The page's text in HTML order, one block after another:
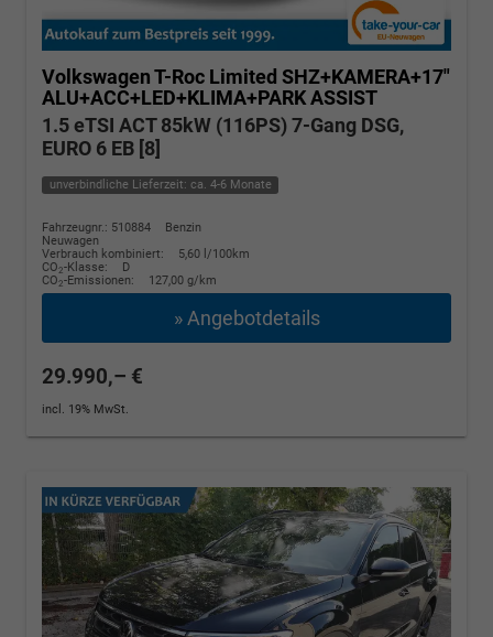
Volkswagen T-Roc Limited SHZ+KAMERA+17"
ALU+ACC+LED+KLIMA+PARK ASSIST
1.5 eTSI ACT 85kW (116PS) 7-Gang DSG,
EURO 6 EB [8]
unverbindliche Lieferzeit: ca. 4-6 Monate
Fahrzeugnr.: 510884
Benzin
Neuwagen
Verbrauch kombiniert:
5,60 l/100km
CO2-Klasse:
D
CO2-Emissionen: 127,00 g/km
» Angebotdetails
29.990,– €
incl. 19% MwSt.